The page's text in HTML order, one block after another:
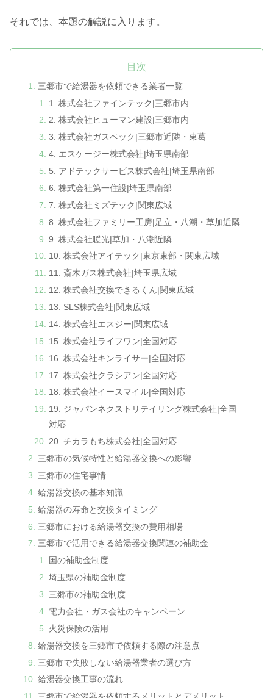
それでは、本題の解説に入ります。
目次
三郷市で給湯器を依頼できる業者一覧
1. 株式会社ファインテック|三郷市内
2. 株式会社ヒューマン建設|三郷市内
3. 株式会社ガスペック|三郷市近隣・東葛
4. エスケージー株式会社|埼玉県南部
5. アドテックサービス株式会社|埼玉県南部
6. 株式会社第一住設|埼玉県南部
7. 株式会社ミズテック|関東広域
8. 株式会社ファミリー工房|足立・八潮・草加近隣
9. 株式会社暖光|草加・八潮近隣
10. 株式会社アイテック|東京東部・関東広域
11. 斎木ガス株式会社|埼玉県広域
12. 株式会社交換できるくん|関東広域
13. SLS株式会社|関東広域
14. 株式会社エスジー|関東広域
15. 株式会社ライフワン|全国対応
16. 株式会社キンライサー|全国対応
17. 株式会社クラシアン|全国対応
18. 株式会社イースマイル|全国対応
19. ジャパンネクストリテイリング株式会社|全国
対応
20. チカラもち株式会社|全国対応
三郷市の気候特性と給湯器交換への影響
三郷市の住宅事情
給湯器交換の基本知識
給湯器の寿命と交換タイミング
三郷市における給湯器交換の費用相場
三郷市で活用できる給湯器交換関連の補助金
国の補助金制度
埼玉県の補助金制度
三郷市の補助金制度
電力会社・ガス会社のキャンペーン
火災保険の活用
給湯器交換を三郷市で依頼する際の注意点
三郷市で失敗しない給湯器業者の選び方
給湯器交換工事の流れ